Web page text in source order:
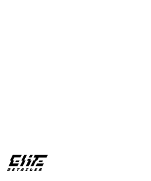
NAZWA
PRODUCENTA:
ELITE